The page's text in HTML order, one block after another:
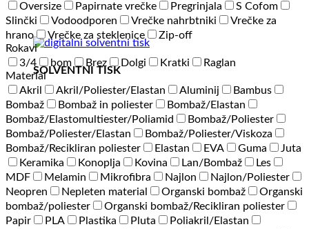
SOLVENTNI TISK
Oversize
Papirnate vrečke Pregrinjala
S Cofom
Slinčki
Vodoodporen Vrečke nahrbtniki
Vrečke za
hrano
Vrečke za steklenice
Zip-off
Rokavi
3/4
bom Brez Dolgi Kratki
Raglan
Material
Akril
Akril/Poliester/Elastan Aluminij
Bambus
Bombaž
Bombaž in poliester
Bombaž/Elastan
Bombaž/Elastomultiester/Poliamid
Bombaž/Poliester
Bombaž/Poliester/Elastan
Bombaž/Poliester/Viskoza
Bombaž/Recikliran poliester
Elastan EVA Guma
Juta
Keramika
Konoplja Kovina Lan/Bombaž
Les
MDF
Melamin Mikrofibra Najlon
Najlon/Poliester
Neopren
Nepleten material Organski bombaž
Organski
bombaž/poliester
Organski bombaž/Recikliran poliester
Papir
PLA Plastika Pluta
Poliakril/Elastan